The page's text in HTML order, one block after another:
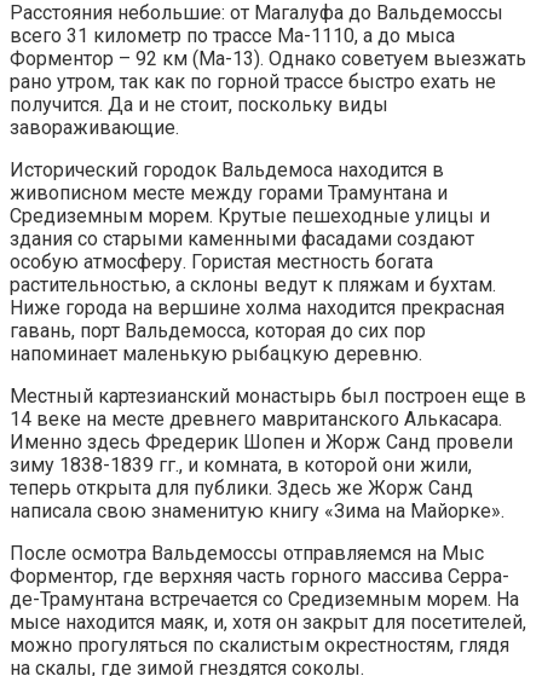
Расстояния небольшие: от Магалуфа до Вальдемоссы
всего 31 километр по трассе Ма-1110, а до мыса
Форментор – 92 км (Ма-13). Однако советуем выезжать
рано утром, так как по горной трассе быстро ехать не
получится. Да и не стоит, поскольку виды
завораживающие.
Исторический городок Вальдемоса находится в
живописном месте между горами Трамунтана и
Средиземным морем. Крутые пешеходные улицы и
здания со старыми каменными фасадами создают
особую атмосферу. Гористая местность богата
растительностью, а склоны ведут к пляжам и бухтам.
Ниже города на вершине холма находится прекрасная
гавань, порт Вальдемосса, которая до сих пор
напоминает маленькую рыбацкую деревню.
Местный картезианский монастырь был построен еще в
14 веке на месте древнего мавританского Алькасара.
Именно здесь Фредерик Шопен и Жорж Санд провели
зиму 1838-1839 гг., и комната, в которой они жили,
теперь открыта для публики. Здесь же Жорж Санд
написала свою знаменитую книгу «Зима на Майорке».
После осмотра Вальдемоссы отправляемся на Мыс
Форментор, где верхняя часть горного массива Серра-
де-Трамунтана встречается со Средиземным морем. На
мысе находится маяк, и, хотя он закрыт для посетителей,
можно прогуляться по скалистым окрестностям, глядя
на скалы, где зимой гнездятся соколы.